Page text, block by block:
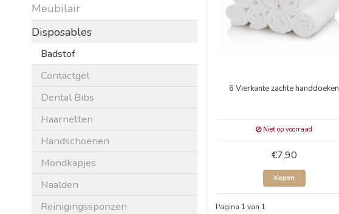
Meubilair
Disposables
Badstof
Contactgel
Dental Bibs
Haarnetten
Handschoenen
Mondkapjes
Naalden
Reinigingssponzen
6 Vierkante zachte handdoeken
Niet op voorraad
€7,90
Kopen
Pagina 1 van 1